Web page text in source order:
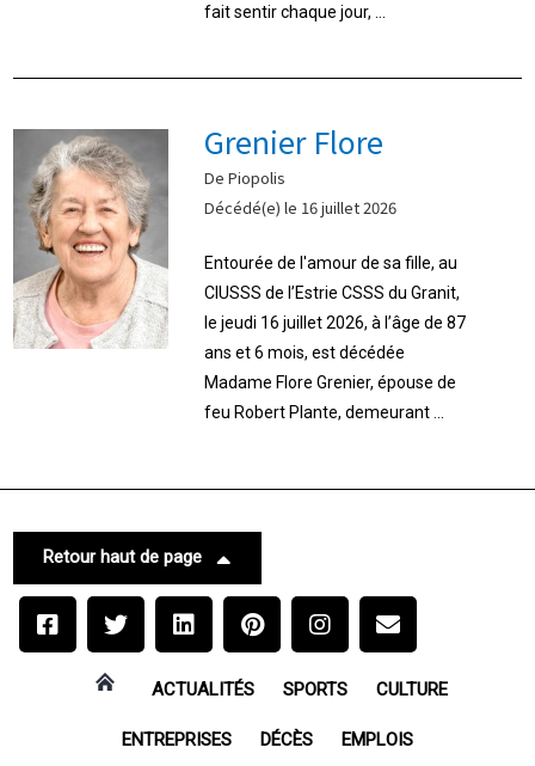
fait sentir chaque jour, ...
Grenier Flore
De Piopolis
Décédé(e) le 16 juillet 2026
Entourée de l'amour de sa fille, au
CIUSSS de l’Estrie CSSS du Granit,
le jeudi 16 juillet 2026, à l’âge de 87
ans et 6 mois, est décédée
Madame Flore Grenier, épouse de
feu Robert Plante, demeurant ...
Retour haut de page
ACTUALITÉS SPORTS CULTURE
ENTREPRISES DÉCÈS EMPLOIS